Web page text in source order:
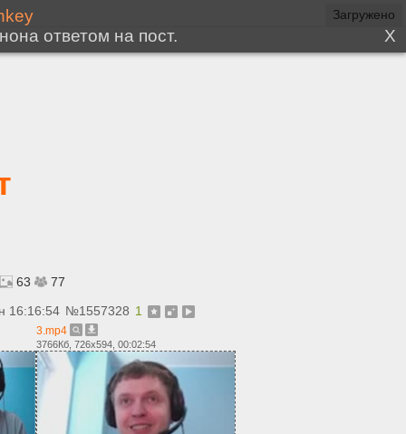
63 77
16:16:54 №1557328 1
3.mp4
3766Кб, 726x594, 00:02:54